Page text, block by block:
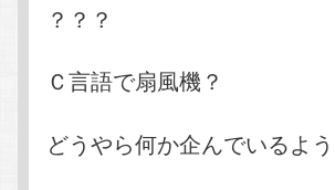
？？？
Ｃ言語で扇風機？
どうやら何か企んでいるよう